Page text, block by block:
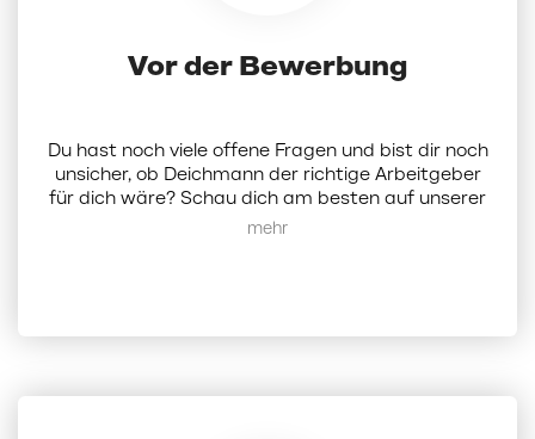
Vor der Bewerbung
Du hast noch viele offene Fragen und bist dir noch
unsicher, ob Deichmann der richtige Arbeitgeber
für dich wäre? Schau dich am besten auf unserer
findest du alle Infos zu uns
Mehr anzeigen